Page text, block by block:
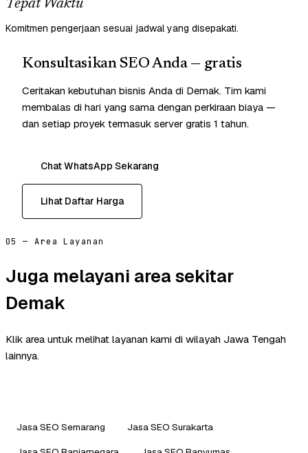
Tepat Waktu
Komitmen pengerjaan sesuai jadwal yang disepakati.
Konsultasikan SEO Anda — gratis
Ceritakan kebutuhan bisnis Anda di Demak. Tim kami
membalas di hari yang sama dengan perkiraan biaya —
dan setiap proyek termasuk server gratis 1 tahun.
Chat WhatsApp Sekarang
Lihat Daftar Harga
05 — Area Layanan
Juga melayani area sekitar
Demak
Klik area untuk melihat layanan kami di wilayah Jawa Tengah
lainnya.
Jasa SEO Semarang
Jasa SEO Surakarta